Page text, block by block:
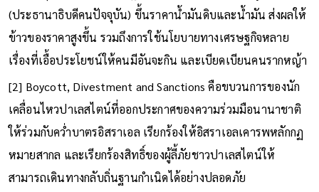
(ประธานาธิบดีคนปัจจุบัน) ขึ้นราคาน้ำมันดิบและน้ำมัน ส่งผลให้
ข้าวของราคาสูงขึ้น รวมถึงการใช้นโยบายทางเศรษฐกิจหลาย
เรื่องที่เอื้อประโยชน์ให้คนมีอันจะกิน และเบียดเบียนคนรากหญ้า
[2] Boycott, Divestment and Sanctions คือขบวนการของนัก
เคลื่อนไหวปาเลสไตน์ที่ออกประกาศของความร่วมมือนานาชาติ
ให้ร่วมกับคว่ำบาตรอิสราเอล เรียกร้องให้อิสราเอลเคารพหลักกฏ
หมายสากล และเรียกร้องสิทธิ์ของผู้ลี้ภัยชาวปาเลสไตน์ให้
สามารถเดินทางกลับถิ่นฐานกำเนิดได้อย่างปลอดภัย